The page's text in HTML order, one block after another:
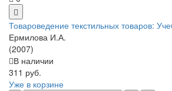
Товароведение текстильных товаров:
Ермилова И.А.
(2007)
В наличии
311 руб.
Уже в корзине